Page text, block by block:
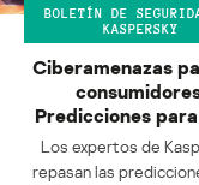
BOLETÍN DE
KASPERSKY
Ciberamenazas
Predicciones
Los expertos de
repasan las